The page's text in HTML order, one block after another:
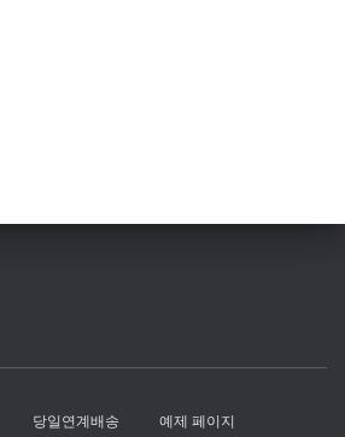
당일연계배송 예제 페이지